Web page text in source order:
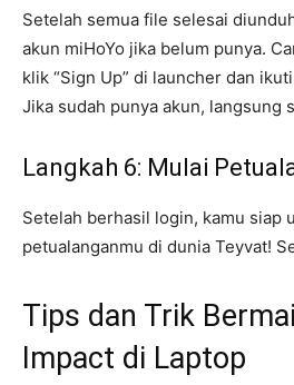
Setelah semua file selesai
akun miHoYo jika belum punya.
klik “Sign Up” di launcher dan
Jika sudah punya akun, langsung
Langkah 6: Mulai
Setelah berhasil login, kamu siap
petualanganmu di dunia Teyvat!
Tips dan Trik
Impact di Laptop